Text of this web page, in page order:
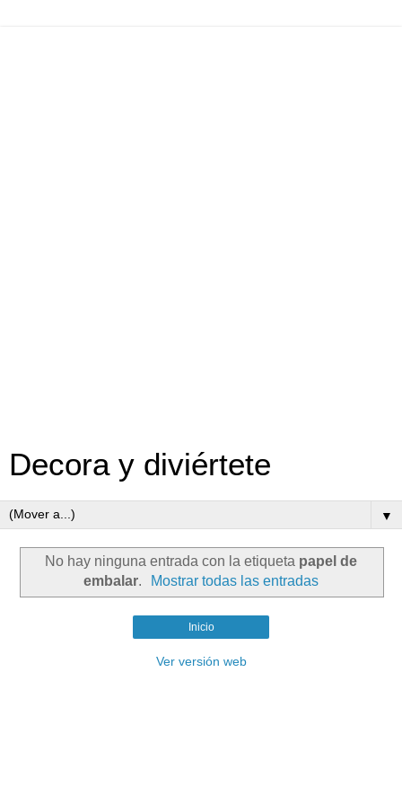
Decora y diviértete
▼
No hay ninguna entrada con la etiqueta papel de
embalar. Mostrar todas las entradas
Inicio
Ver versión web